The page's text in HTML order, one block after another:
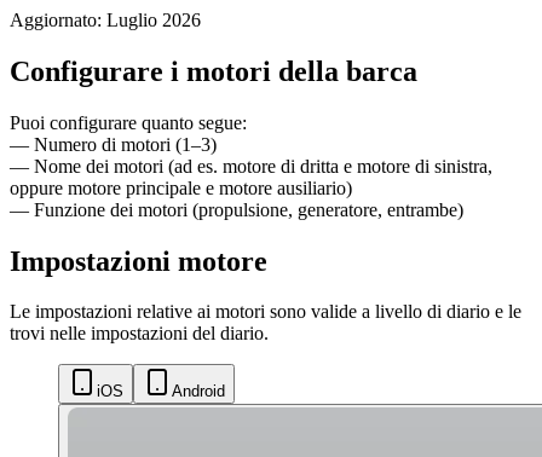
Aggiornato: Luglio 2026
Configurare i motori della barca
Puoi configurare quanto segue:
— Numero di motori (1–3)
— Nome dei motori (ad es. motore di dritta e motore di sinistra,
oppure motore principale e motore ausiliario)
— Funzione dei motori (propulsione, generatore, entrambe)
Impostazioni motore
Le impostazioni relative ai motori sono valide a livello di diario e le
trovi nelle impostazioni del diario.
iOS Android